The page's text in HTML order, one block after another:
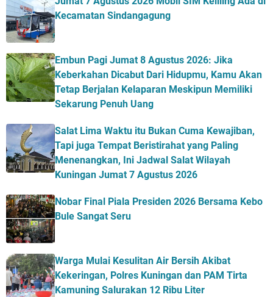
Kecamatan Sindangagung
Embun Pagi Jumat 8 Agustus 2026: Jika
Keberkahan Dicabut Dari Hidupmu, Kamu Akan
Tetap Berjalan Kelaparan Meskipun Memiliki
Sekarung Penuh Uang
Salat Lima Waktu itu Bukan Cuma Kewajiban,
Tapi juga Tempat Beristirahat yang Paling
Menenangkan, Ini Jadwal Salat Wilayah
Kuningan Jumat 7 Agustus 2026
Nobar Final Piala Presiden 2026 Bersama Kebo
Bule Sangat Seru
Warga Mulai Kesulitan Air Bersih Akibat
Kekeringan, Polres Kuningan dan PAM Tirta
Kamuning Salurakan 12 Ribu Liter